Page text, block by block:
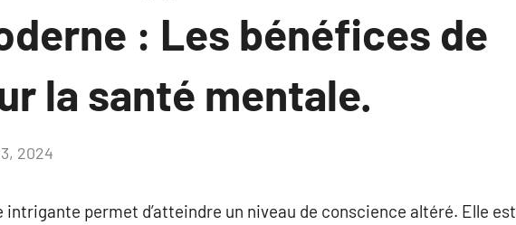
: Les bénéfices de
la santé mentale.
2024
intrigante permet d’atteindre un niveau de conscience altéré. Elle est